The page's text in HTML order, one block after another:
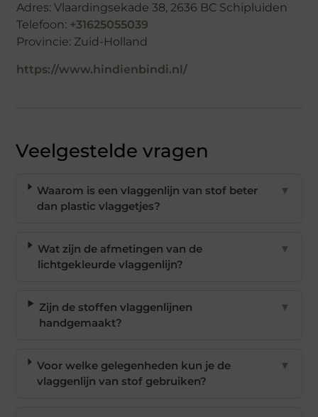
Adres: Vlaardingsekade 38, 2636 BC Schipluiden
Telefoon: +31625055039
Provincie: Zuid-Holland
https://www.hindienbindi.nl/
Veelgestelde vragen
Waarom is een vlaggenlijn van stof beter
dan plastic vlaggetjes?
▼
Wat zijn de afmetingen van de
lichtgekleurde vlaggenlijn?
▼
Zijn de stoffen vlaggenlijnen
handgemaakt?
▼
Voor welke gelegenheden kun je de
vlaggenlijn van stof gebruiken?
▼